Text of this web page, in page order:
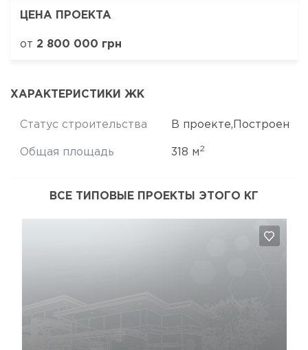
ЦЕНА ПРОЕКТА
от 2 800 000 грн
ХАРАКТЕРИСТИКИ ЖК
Статус строительства В проекте,Построен
Общая площадь 318 м2
ВСЕ ТИПОВЫЕ ПРОЕКТЫ ЭТОГО КГ